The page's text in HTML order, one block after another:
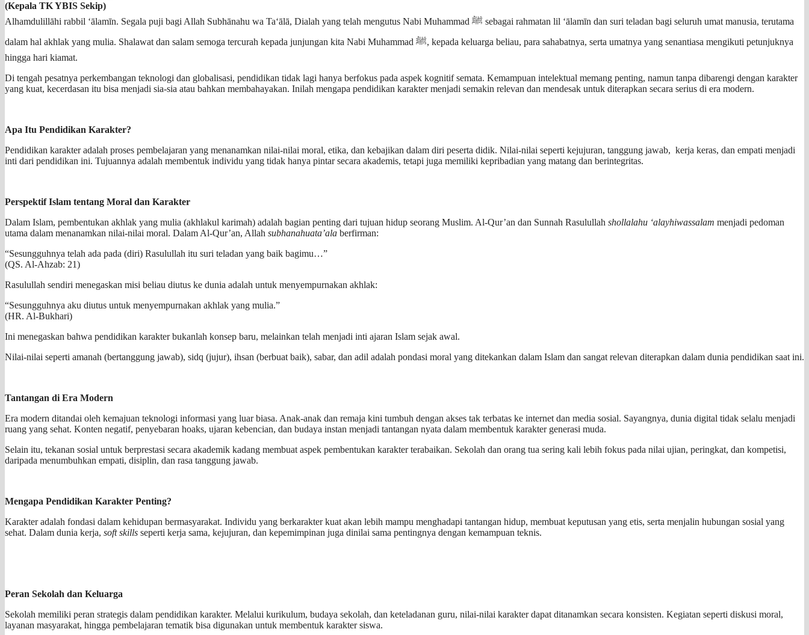
(Kepala TK YBIS Sekip)
Alhamdulillāhi rabbil ‘ālamīn. Segala puji bagi Allah Subhānahu wa Ta‘ālā, Dialah yang telah mengutus Nabi Muhammad ﷺ sebagai rahmatan lil ‘ālamīn dan suri teladan bagi seluruh umat manusia, terutama
dalam hal akhlak yang mulia. Shalawat dan salam semoga tercurah kepada junjungan kita Nabi Muhammad ﷺ, kepada keluarga beliau, para sahabatnya, serta umatnya yang senantiasa mengikuti petunjuknya
hingga hari kiamat.
Di tengah pesatnya perkembangan teknologi dan globalisasi, pendidikan tidak lagi hanya berfokus pada aspek kognitif semata. Kemampuan intelektual memang penting, namun tanpa dibarengi dengan karakter
yang kuat, kecerdasan itu bisa menjadi sia-sia atau bahkan membahayakan. Inilah mengapa pendidikan karakter menjadi semakin relevan dan mendesak untuk diterapkan secara serius di era modern.
Apa Itu Pendidikan Karakter?
Pendidikan karakter adalah proses pembelajaran yang menanamkan nilai-nilai moral, etika, dan kebajikan dalam diri peserta didik. Nilai-nilai seperti kejujuran, tanggung jawab, kerja keras, dan empati menjadi
inti dari pendidikan ini. Tujuannya adalah membentuk individu yang tidak hanya pintar secara akademis, tetapi juga memiliki kepribadian yang matang dan berintegritas.
Perspektif Islam tentang Moral dan Karakter
Dalam Islam, pembentukan akhlak yang mulia (akhlakul karimah) adalah bagian penting dari tujuan hidup seorang Muslim. Al-Qur’an dan Sunnah Rasulullah shollalahu ‘alayhiwassalam menjadi pedoman
utama dalam menanamkan nilai-nilai moral. Dalam Al-Qur’an, Allah subhanahuata’ala berfirman:
“Sesungguhnya telah ada pada (diri) Rasulullah itu suri teladan yang baik bagimu…”
(QS. Al-Ahzab: 21)
Rasulullah sendiri menegaskan misi beliau diutus ke dunia adalah untuk menyempurnakan akhlak:
“Sesungguhnya aku diutus untuk menyempurnakan akhlak yang mulia.”
(HR. Al-Bukhari)
Ini menegaskan bahwa pendidikan karakter bukanlah konsep baru, melainkan telah menjadi inti ajaran Islam sejak awal.
Nilai-nilai seperti amanah (bertanggung jawab), sidq (jujur), ihsan (berbuat baik), sabar, dan adil adalah pondasi moral yang ditekankan dalam Islam dan sangat relevan diterapkan dalam dunia pendidikan saat ini.
Tantangan di Era Modern
Era modern ditandai oleh kemajuan teknologi informasi yang luar biasa. Anak-anak dan remaja kini tumbuh dengan akses tak terbatas ke internet dan media sosial. Sayangnya, dunia digital tidak selalu menjadi
ruang yang sehat. Konten negatif, penyebaran hoaks, ujaran kebencian, dan budaya instan menjadi tantangan nyata dalam membentuk karakter generasi muda.
Selain itu, tekanan sosial untuk berprestasi secara akademik kadang membuat aspek pembentukan karakter terabaikan. Sekolah dan orang tua sering kali lebih fokus pada nilai ujian, peringkat, dan kompetisi,
daripada menumbuhkan empati, disiplin, dan rasa tanggung jawab.
Mengapa Pendidikan Karakter Penting?
Karakter adalah fondasi dalam kehidupan bermasyarakat. Individu yang berkarakter kuat akan lebih mampu menghadapi tantangan hidup, membuat keputusan yang etis, serta menjalin hubungan sosial yang
sehat. Dalam dunia kerja, soft skills seperti kerja sama, kejujuran, dan kepemimpinan juga dinilai sama pentingnya dengan kemampuan teknis.
Peran Sekolah dan Keluarga
Sekolah memiliki peran strategis dalam pendidikan karakter. Melalui kurikulum, budaya sekolah, dan keteladanan guru, nilai-nilai karakter dapat ditanamkan secara konsisten. Kegiatan seperti diskusi moral,
layanan masyarakat, hingga pembelajaran tematik bisa digunakan untuk membentuk karakter siswa.